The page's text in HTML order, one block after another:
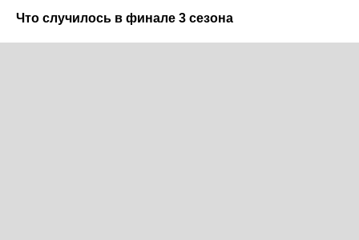
Что случилось в финале 3 сезона